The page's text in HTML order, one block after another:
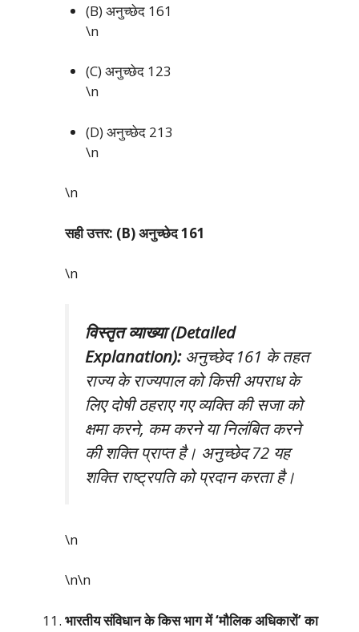
(B) अनुच्छेद 161
\n
(C) अनुच्छेद 123
\n
(D) अनुच्छेद 213
\n
\n
सही उत्तर: (B) अनुच्छेद 161
\n
विस्तृत व्याख्या (Detailed
Explanation):अनुच्छेद 161 के तहत
राज्य के राज्यपाल को किसी अपराध के
लिए दोषी ठहराए गए व्यक्ति की सजा को
क्षमा करने, कम करने या निलंबित करने
की शक्ति प्राप्त है। अनुच्छेद 72 यह
शक्ति राष्ट्रपति को प्रदान करता है।
\n
\n\n
भारतीय संविधान के किस भाग में ‘मौलिक अधिकारों’ का